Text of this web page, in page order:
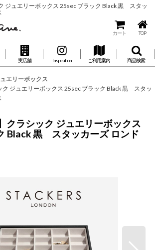
ク ジュエリーボックス 25sec ブラック Black 黒 スタッ
カート TOP
実店舗 Inspiration ご利用案内 商品検索
エリーボックス
ク ジュエリーボックス 25sec ブラック Black 黒 スタッ
クラシック ジュエリーボックス
Black 黒 スタッカーズ ロンド